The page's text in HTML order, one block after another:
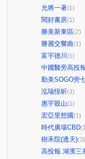
允將一著(1)
閱好書房(1)
勝美新東區(2)
勝麗交響曲(1)
富宇德川 (1)
中國醫旁高投
勤美SOGO旁
泓瑞恆昕(3)
惠宇覞山(1)
宏亞里想國 (1)
時代廣場CBD
樹禾院(透天)(3)
高投報.湖濱三